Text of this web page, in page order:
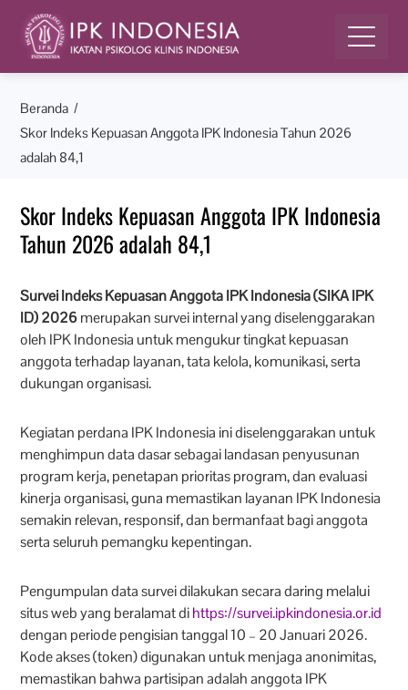
Beranda
Skor Indeks Kepuasan Anggota IPK Indonesia Tahun 2026
adalah 84,1
Skor Indeks Kepuasan Anggota IPK Indonesia
Tahun 2026 adalah 84,1
Survei Indeks Kepuasan Anggota IPK Indonesia (SIKA IPK
ID) 2026merupakan survei internal yang diselenggarakan
oleh IPK Indonesia untuk mengukur tingkat kepuasan
anggota terhadap layanan, tata kelola, komunikasi, serta
dukungan organisasi.
Kegiatan perdana IPK Indonesia ini diselenggarakan untuk
menghimpun data dasar sebagai landasan penyusunan
program kerja, penetapan prioritas program, dan evaluasi
kinerja organisasi, guna memastikan layanan IPK Indonesia
semakin relevan, responsif, dan bermanfaat bagi anggota
serta seluruh pemangku kepentingan.
Pengumpulan data survei dilakukan secara daring melalui
situs web yang beralamat dihttps://survei.ipkindonesia.or.id
dengan periode pengisian tanggal 10 – 20 Januari 2026.
Kode akses (token) digunakan untuk menjaga anonimitas,
memastikan bahwa partisipan adalah anggota IPK